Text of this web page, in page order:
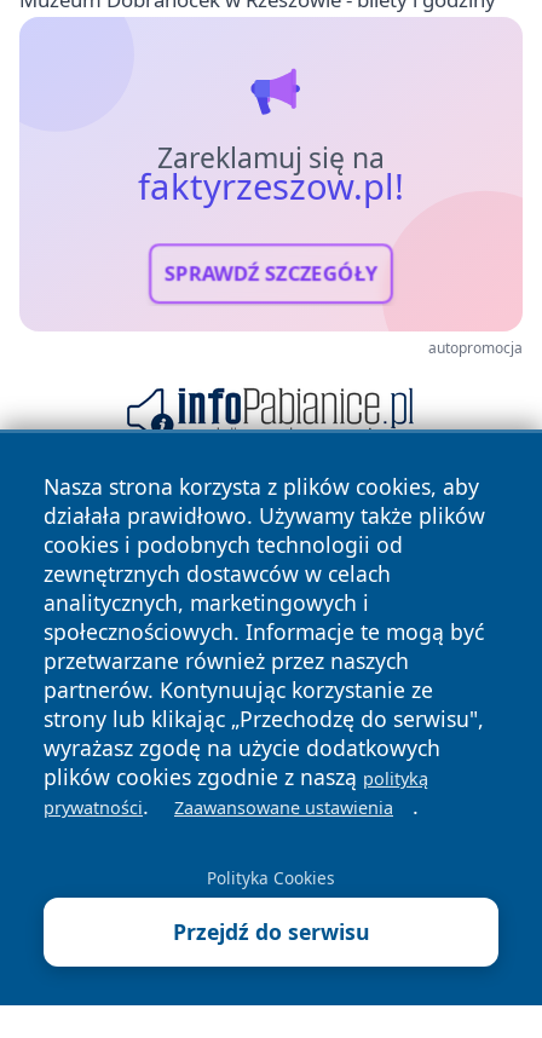
Zareklamuj się na
faktyrzeszow.pl!
SPRAWDŹ SZCZEGÓŁY
autopromocja
Nasza strona korzysta z plików cookies, aby
działała prawidłowo. Używamy także plików
cookies i podobnych technologii od
zewnętrznych dostawców w celach
analitycznych, marketingowych i
społecznościowych. Informacje te mogą być
przetwarzane również przez naszych
partnerów. Kontynuując korzystanie ze
strony lub klikając „Przechodzę do serwisu",
wyrażasz zgodę na użycie dodatkowych
plików cookies zgodnie z naszą polityką
prywatności. Zaawansowane ustawienia .
Polityka Cookies
Przejdź do serwisu
Copyright © 2026 faktyrzeszow.pl Wszystkie prawa
zastrzeżone.
News Autorzy
Polityka
Prywatności
Polityka
Cookies